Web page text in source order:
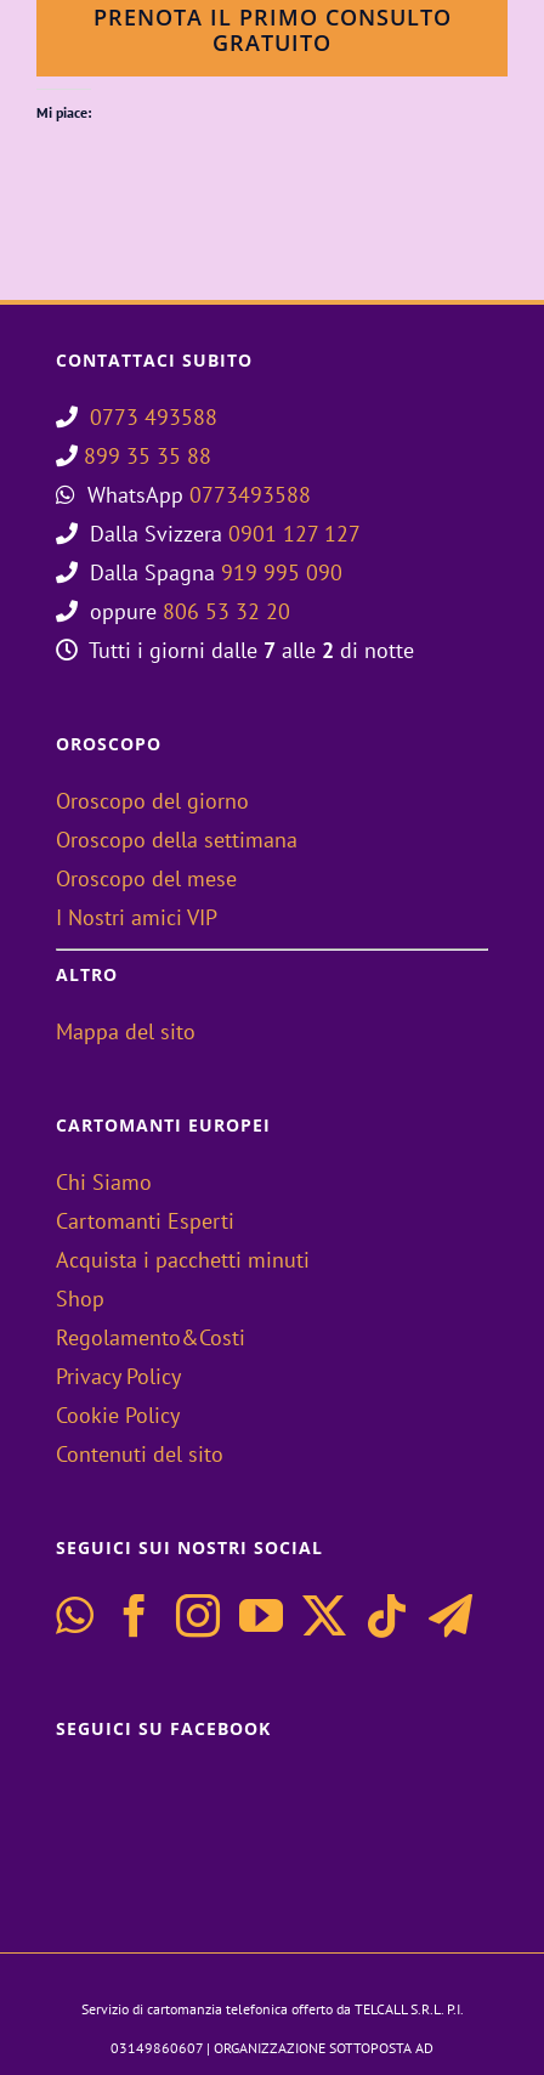
PRENOTA IL PRIMO CONSULTO
GRATUITO
Mi piace:
CONTATTACI SUBITO
0773 493588
899 35 35 88
WhatsApp 0773493588
Dalla Svizzera 0901 127 127
Dalla Spagna 919 995 090
oppure 806 53 32 20
Tutti i giorni dalle 7alle 2 di notte
OROSCOPO
Oroscopo del giorno
Oroscopo della settimana
Oroscopo del mese
I Nostri amici VIP
ALTRO
Mappa del sito
CARTOMANTI EUROPEI
Chi Siamo
Cartomanti Esperti
Acquista i pacchetti minuti
Shop
Regolamento&Costi
Privacy Policy
Cookie Policy
Contenuti del sito
SEGUICI SUI NOSTRI SOCIAL
SEGUICI SU FACEBOOK
Servizio di cartomanzia telefonica offerto da TELCALL S.R.L. P.I.
03149860607 | ORGANIZZAZIONE SOTTOPOSTA AD